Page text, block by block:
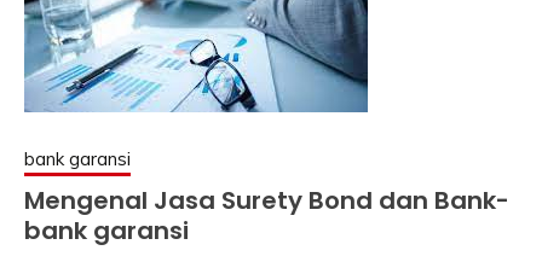
bank garansi
Mengenal Jasa Surety Bond dan Bank-
bank garansi